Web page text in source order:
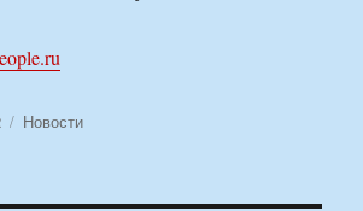
Рубрики
Новости